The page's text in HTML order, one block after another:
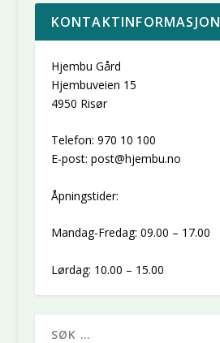
KONTAKTINFORMASJON
Hjembu Gård
Hjembuveien 15
4950 Risør
Telefon: 970 10 100
E-post: post@hjembu.no
Åpningstider:
Mandag-Fredag: 09.00 – 17.00
Lørdag: 10.00 – 15.00